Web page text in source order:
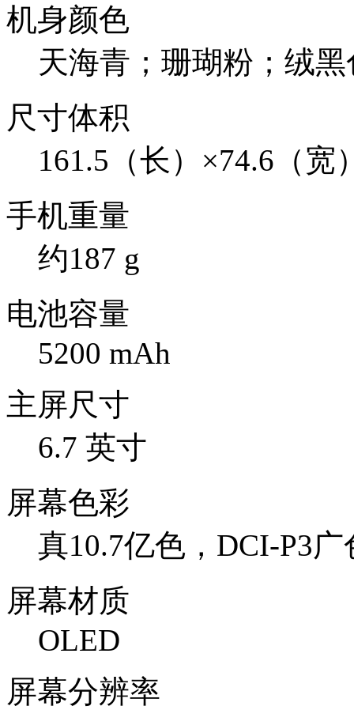
机身颜色
天海青；珊瑚粉；绒
尺寸体积
161.5（长）×74.6（宽
手机重量
约187 g
电池容量
5200 mAh
主屏尺寸
6.7 英寸
屏幕色彩
真10.7亿色，DCI-P3广
屏幕材质
OLED
屏幕分辨率